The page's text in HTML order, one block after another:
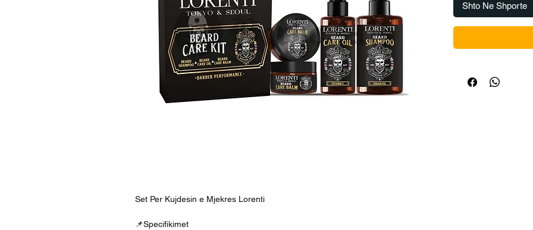
Set Per Kujdesin e Mjekres Lorenti
📌Specifikimet
Shto Ne Shporte